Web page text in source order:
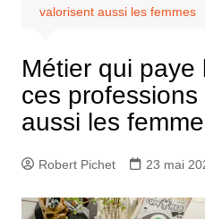
valorisent aussi les femmes
Métier qui paye
ces
aussi les
Robert Pichet 23 mai